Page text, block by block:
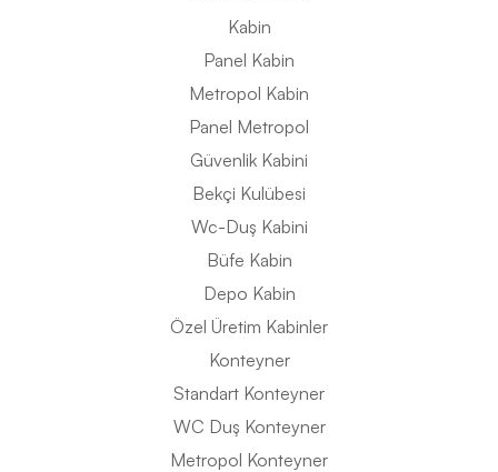
Kabin
Panel Kabin
Metropol Kabin
Panel Metropol
Güvenlik Kabini
Bekçi Kulübesi
Wc-Duş Kabini
Büfe Kabin
Depo Kabin
Özel Üretim Kabinler
Konteyner
Standart Konteyner
WC Duş Konteyner
Metropol Konteyner